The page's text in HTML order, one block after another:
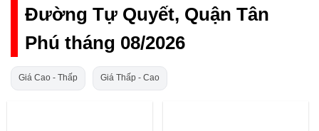
Đường Tự Quyết, Quận Tân
Phú tháng 08/2026
Giá Cao - Thấp Giá Thấp - Cao